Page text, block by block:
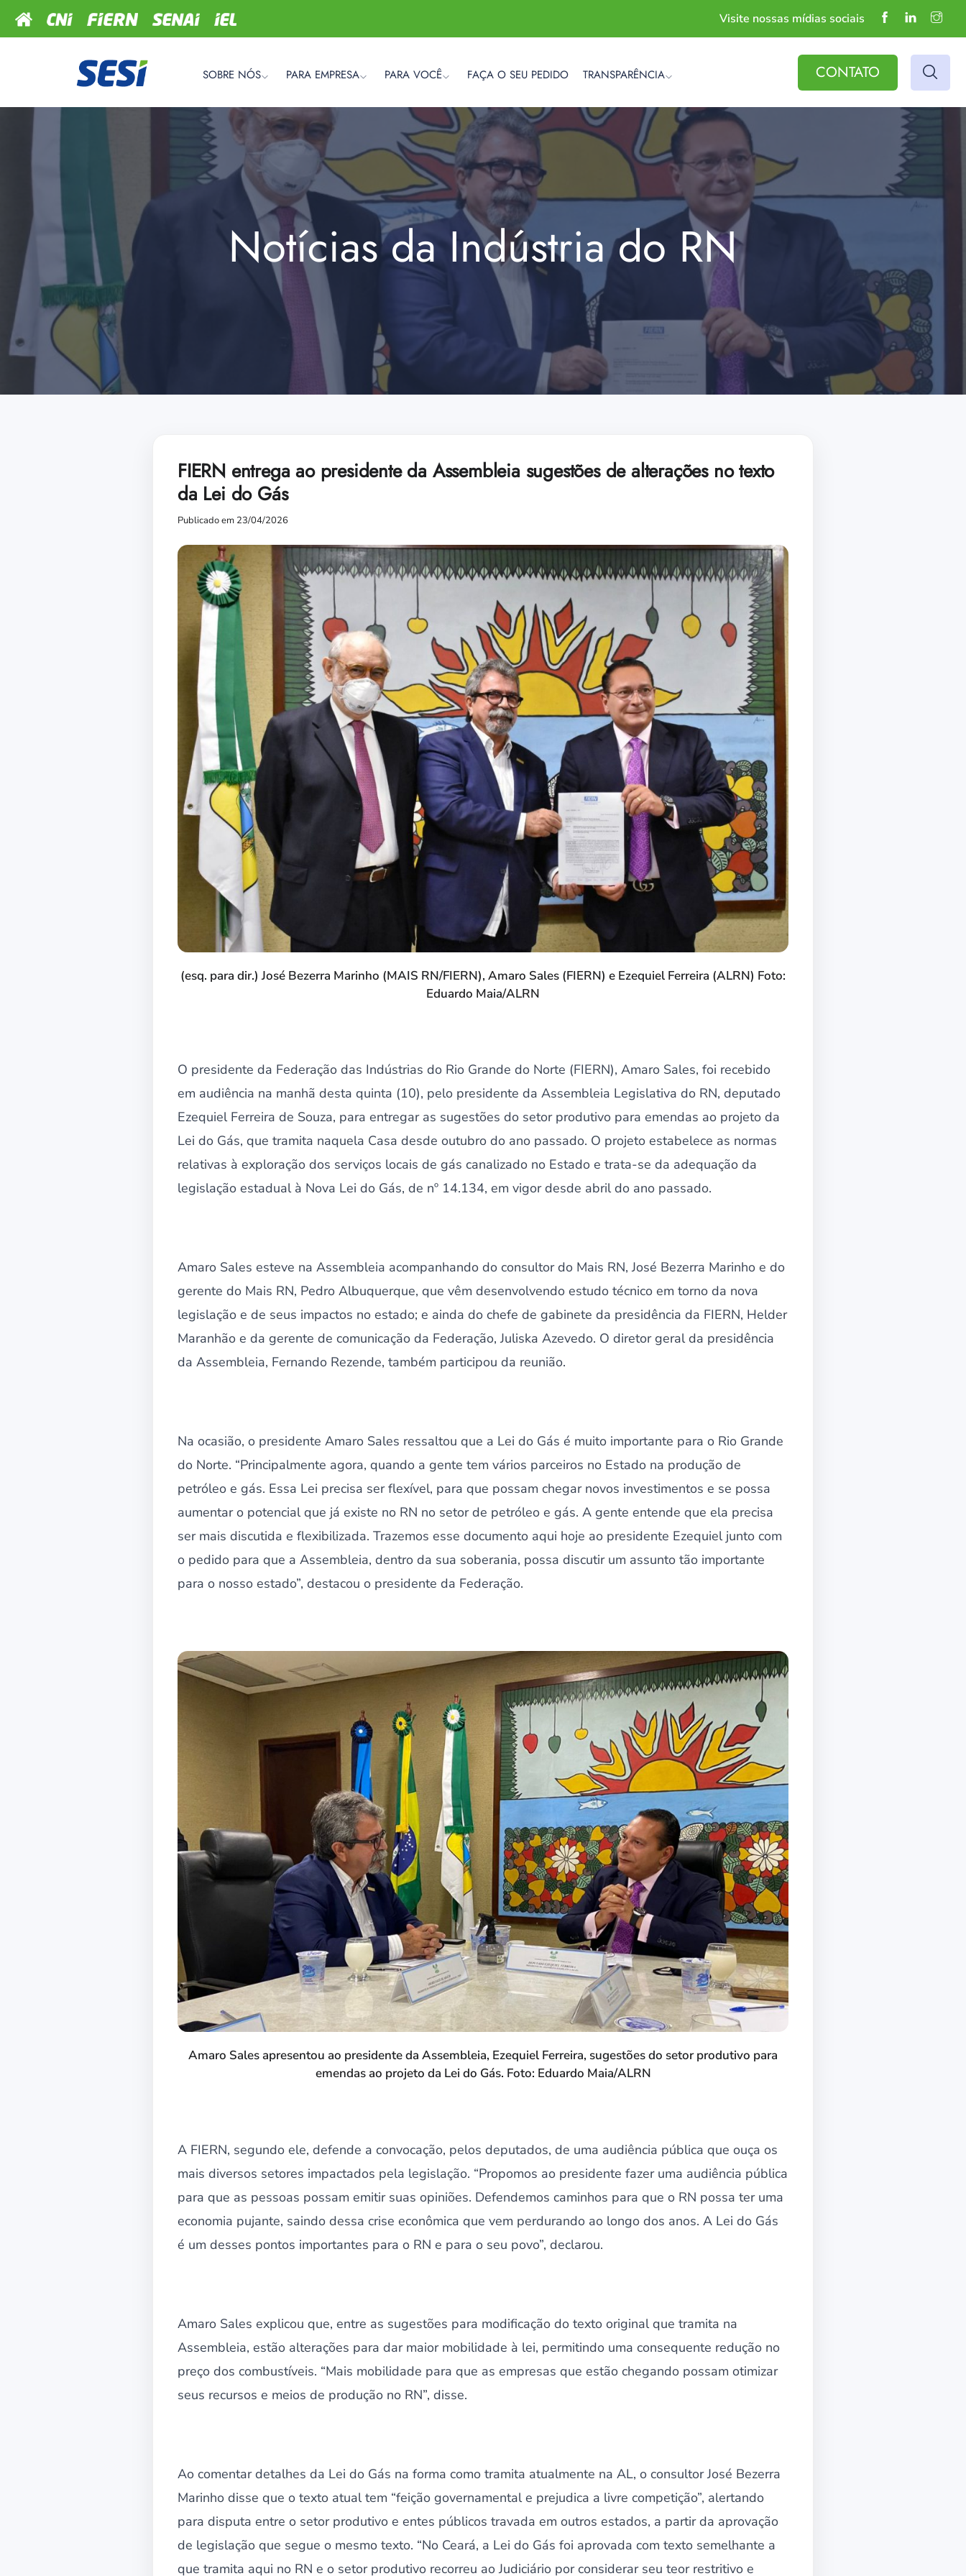
Visite nossas mídias sociais
SOBRE NÓS PARA EMPRESA PARA VOCÊ FAÇA O SEU PEDIDO TRANSPARÊNCIA CONTATO
Notícias da Indústria do RN
FIERN entrega ao presidente da Assembleia sugestões de alterações no texto
da Lei do Gás
Publicado em 23/04/2026
(esq. para dir.) José Bezerra Marinho (MAIS RN/FIERN), Amaro Sales (FIERN) e Ezequiel Ferreira (ALRN) Foto:
Eduardo Maia/ALRN
O presidente da Federação das Indústrias do Rio Grande do Norte (FIERN), Amaro Sales, foi recebido
em audiência na manhã desta quinta (10), pelo presidente da Assembleia Legislativa do RN, deputado
Ezequiel Ferreira de Souza, para entregar as sugestões do setor produtivo para emendas ao projeto da
Lei do Gás, que tramita naquela Casa desde outubro do ano passado. O projeto estabelece as normas
relativas à exploração dos serviços locais de gás canalizado no Estado e trata-se da adequação da
legislação estadual à Nova Lei do Gás, de nº 14.134, em vigor desde abril do ano passado.
Amaro Sales esteve na Assembleia acompanhando do consultor do Mais RN, José Bezerra Marinho e do
gerente do Mais RN, Pedro Albuquerque, que vêm desenvolvendo estudo técnico em torno da nova
legislação e de seus impactos no estado; e ainda do chefe de gabinete da presidência da FIERN, Helder
Maranhão e da gerente de comunicação da Federação, Juliska Azevedo. O diretor geral da presidência
da Assembleia, Fernando Rezende, também participou da reunião.
Na ocasião, o presidente Amaro Sales ressaltou que a Lei do Gás é muito importante para o Rio Grande
do Norte. “Principalmente agora, quando a gente tem vários parceiros no Estado na produção de
petróleo e gás. Essa Lei precisa ser flexível, para que possam chegar novos investimentos e se possa
aumentar o potencial que já existe no RN no setor de petróleo e gás. A gente entende que ela precisa
ser mais discutida e flexibilizada. Trazemos esse documento aqui hoje ao presidente Ezequiel junto com
o pedido para que a Assembleia, dentro da sua soberania, possa discutir um assunto tão importante
para o nosso estado”, destacou o presidente da Federação.
Amaro Sales apresentou ao presidente da Assembleia, Ezequiel Ferreira, sugestões do setor produtivo para
emendas ao projeto da Lei do Gás. Foto: Eduardo Maia/ALRN
A FIERN, segundo ele, defende a convocação, pelos deputados, de uma audiência pública que ouça os
mais diversos setores impactados pela legislação. “Propomos ao presidente fazer uma audiência pública
para que as pessoas possam emitir suas opiniões. Defendemos caminhos para que o RN possa ter uma
economia pujante, saindo dessa crise econômica que vem perdurando ao longo dos anos. A Lei do Gás
é um desses pontos importantes para o RN e para o seu povo”, declarou.
Amaro Sales explicou que, entre as sugestões para modificação do texto original que tramita na
Assembleia, estão alterações para dar maior mobilidade à lei, permitindo uma consequente redução no
preço dos combustíveis. “Mais mobilidade para que as empresas que estão chegando possam otimizar
seus recursos e meios de produção no RN”, disse.
Ao comentar detalhes da Lei do Gás na forma como tramita atualmente na AL, o consultor José Bezerra
Marinho disse que o texto atual tem “feição governamental e prejudica a livre competição”, alertando
para disputa entre o setor produtivo e entes públicos travada em outros estados, a partir da aprovação
de legislação que segue o mesmo texto. “No Ceará, a Lei do Gás foi aprovada com texto semelhante a
que tramita aqui no RN e o setor produtivo recorreu ao Judiciário por considerar seu teor restritivo e